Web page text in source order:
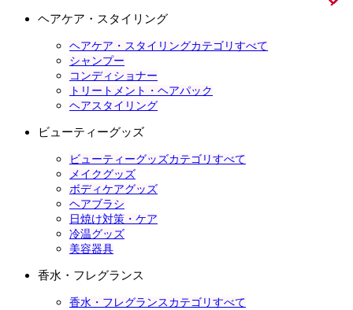
ヘアケア・スタイリング
ヘアケア・スタイリングカテゴリすべて
シャンプー
コンディショナー
トリートメント・ヘアパック
ヘアスタイリング
ビューティーグッズ
ビューティーグッズカテゴリすべて
メイクグッズ
ボディケアグッズ
ヘアブラシ
日焼け対策・ケア
冷温グッズ
美容器具
香水・フレグランス
香水・フレグランスカテゴリすべて